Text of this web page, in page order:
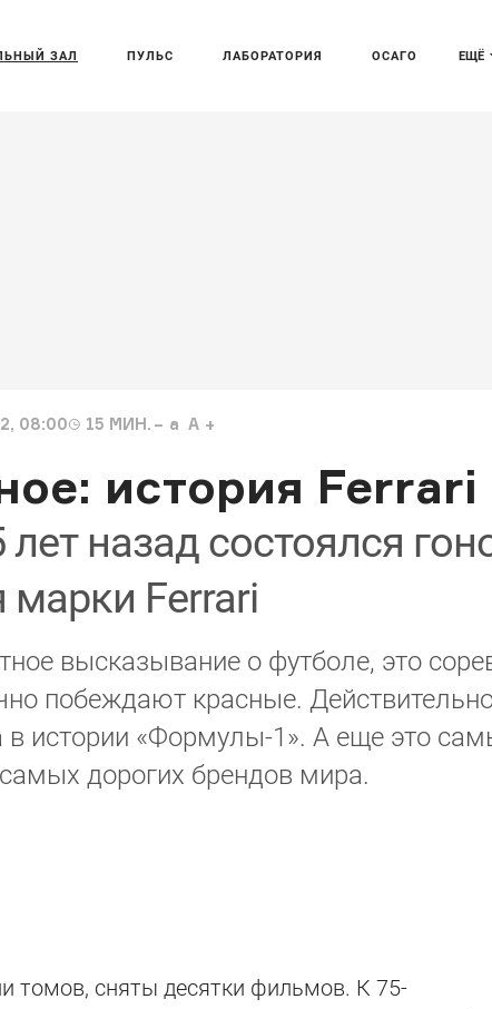
ЕЩЁ
ЗАЛ ПУЛЬС ЛАБОРАТОРИЯ ОСАГО
08:00 15 МИН. a A
история
лет назад состоялся
марки Ferrari
высказывание о футболе, это
побеждают красные.
истории «Формулы-1». А еще это
дорогих брендов мира.
томов, сняты десятки фильмов. К 75-